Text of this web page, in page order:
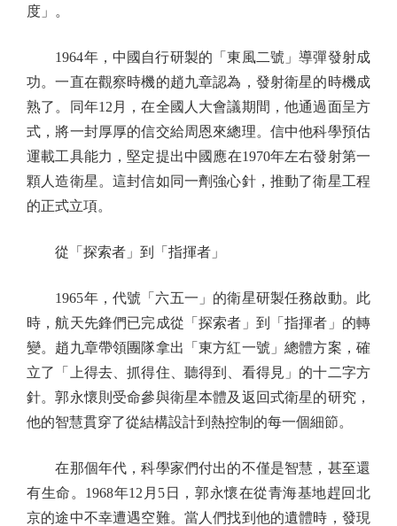
度」。
1964年，中國自行研製的「東風二號」導彈發射成
功。一直在觀察時機的趙九章認為，發射衛星的時機成
熟了。同年12月，在全國人大會議期間，他通過面呈方
式，將一封厚厚的信交給周恩來總理。信中他科學預估
運載工具能力，堅定提出中國應在1970年左右發射第一
顆人造衛星。這封信如同一劑強心針，推動了衛星工程
的正式立項。
從「探索者」到「指揮者」
1965年，代號「六五一」的衛星研製任務啟動。此
時，航天先鋒們已完成從「探索者」到「指揮者」的轉
變。趙九章帶領團隊拿出「東方紅一號」總體方案，確
立了「上得去、抓得住、聽得到、看得見」的十二字方
針。郭永懷則受命參與衛星本體及返回式衛星的研究，
他的智慧貫穿了從結構設計到熱控制的每一個細節。
在那個年代，科學家們付出的不僅是智慧，甚至還
有生命。1968年12月5日，郭永懷在從青海基地趕回北
京的途中不幸遭遇空難。當人們找到他的遺體時，發現